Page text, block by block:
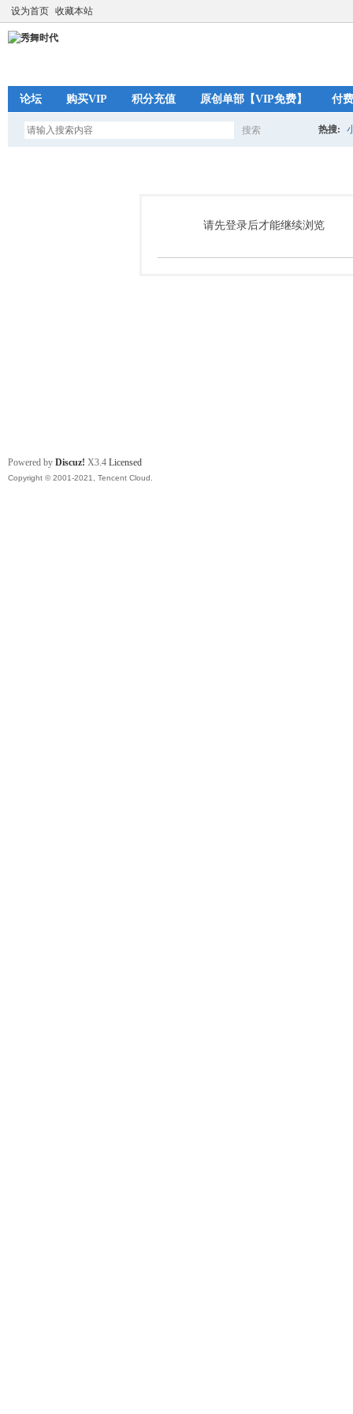
设为首页 收藏本站
论坛 购买VIP 积分充值 原创单部【VIP免费】 付
搜索
索
热搜:
请先登录后才能继续浏览
Powered by Discuz! X3.4 Licensed
Copyright © 2001-2021, Tencent Cloud.